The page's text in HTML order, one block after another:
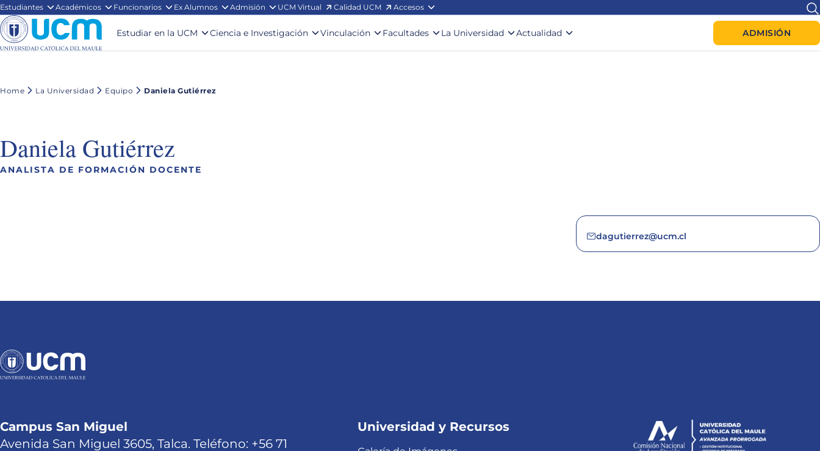
Estudiantes Académicos Funcionarios Ex Alumnos Admisión UCM Virtual Calidad UCM Accesos
Estudiar en la UCM Ciencia e Investigación Vinculación Facultades La Universidad Actualidad ADMISIÓN
Home La Universidad Equipo Daniela Gutiérrez
Daniela Gutiérrez
ANALISTA DE FORMACIÓN DOCENTE
dagutierrez@ucm.cl
Campus San Miguel
Avenida San Miguel 3605, Talca. Teléfono: +56 71
Universidad y Recursos